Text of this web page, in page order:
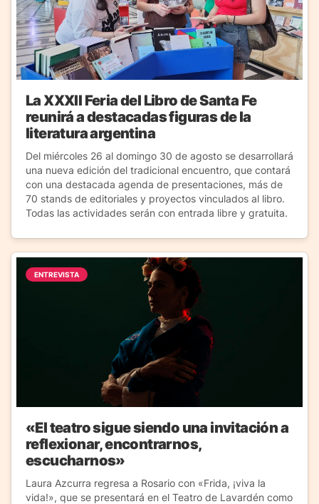
La XXXII Feria del Libro de Santa Fe
reunirá a destacadas figuras de la
literatura argentina
Del miércoles 26 al domingo 30 de agosto se desarrollará
una nueva edición del tradicional encuentro, que contará
con una destacada agenda de presentaciones, más de
70 stands de editoriales y proyectos vinculados al libro.
Todas las actividades serán con entrada libre y gratuita.
ENTREVISTA
«El teatro sigue siendo una invitación a
reflexionar, encontrarnos,
escucharnos»
Laura Azcurra regresa a Rosario con «Frida, ¡viva la
vida!», que se presentará en el Teatro de Lavardén como